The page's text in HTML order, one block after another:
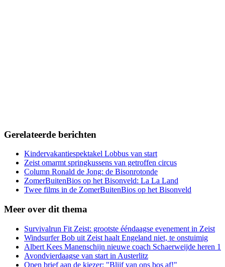
Gerelateerde berichten
Kindervakantiespektakel Lobbus van start
Zeist omarmt springkussens van getroffen circus
Column Ronald de Jong: de Bisonrotonde
ZomerBuitenBios op het Bisonveld: La La Land
Twee films in de ZomerBuitenBios op het Bisonveld
Meer over dit thema
Survivalrun Fit Zeist: grootste ééndaagse evenement in Zeist
Windsurfer Bob uit Zeist haalt Engeland niet, te onstuimig
Albert Kees Manenschijn nieuwe coach Schaerweijde heren 1
Avondvierdaagse van start in Austerlitz
Open brief aan de kiezer: "Blijf van ons bos af!"